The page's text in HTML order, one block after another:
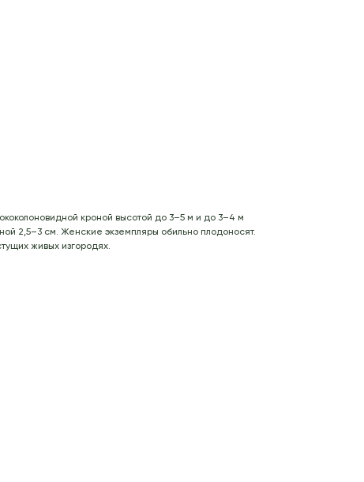
кроной высотой до 3–5 м и до 3–4 м
2,5–3 см. Женские экземпляры обильно плодоносят.
живых изгородях.